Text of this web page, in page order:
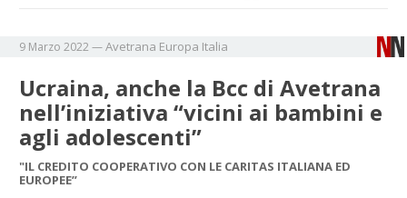
9 Marzo 2022 —Avetrana Europa Italia
Ucraina, anche la Bcc di Avetrana
nell’iniziativa “vicini ai bambini e
agli adolescenti”
"IL CREDITO COOPERATIVO CON LE CARITAS ITALIANA ED
EUROPEE”